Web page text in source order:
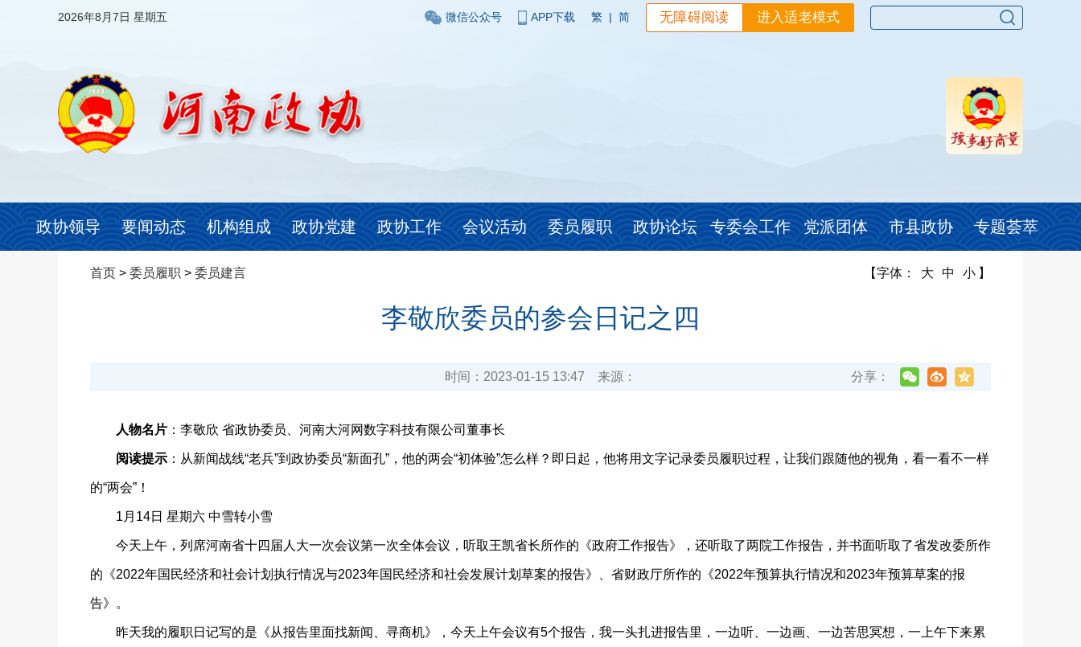
2026年8月7日 星期五 微信公众号 APP下载 繁 | 简 进入适老模式
无障碍阅读
政协领导 要闻动态 机构组成 政协党建 政协工作 会议活动 委员履职 政协论坛 专委会工作 党派团体 市县政协 专题荟萃
首页 > 委员履职 > 委员建言 【字体： 大 中 小 】
李敬欣委员的参会日记之四
时间： 2023-01-15 13:47 来源： 分享：
人物名片 ：李敬欣 省政协委员、河南大河网数字科技有限公司董事长
阅读提示 ：从新闻战线“老兵”到政协委员“新面孔”，他的两会“初体验”怎么样？即日起，他将用文字记录委员履职过程，让我们跟随他的视角，看一看不一样
的“两会”！
1月14日 星期六 中雪转小雪
今天上午，列席河南省十四届人大一次会议第一次全体会议，听取王凯省长所作的《政府工作报告》，还听取了两院工作报告，并书面听取了省发改委所作
的《2022年国民经济和社会计划执行情况与2023年国民经济和社会发展计划草案的报告》、省财政厅所作的《2022年预算执行情况和2023年预算草案的报
告》。
昨天我的履职日记写的是《从报告里面找新闻、寻商机》，今天上午会议有5个报告，我一头扎进报告里，一边听、一边画、一边苦思冥想，一上午下来累